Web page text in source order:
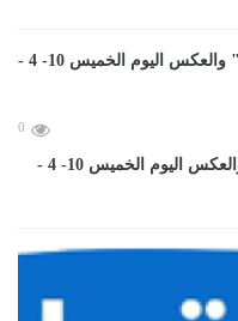
0
مواعيد قطارات "القاهرة - الإسكندرية" والعكس اليوم الخميس 10- 4 -